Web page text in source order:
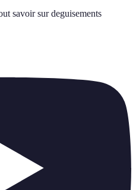
savoir sur deguisements